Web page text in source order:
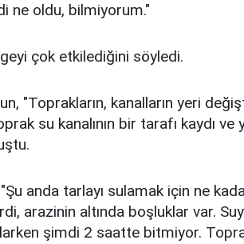
ne oldu, bilmiyorum."
çok etkilediğini söyledi.
"Toprakların, kanalların yeri
su kanalının bir tarafı kaydı ve
anda tarlayı sulamak için ne
arazinin altında boşluklar var.
şimdi 2 saatte bitmiyor.